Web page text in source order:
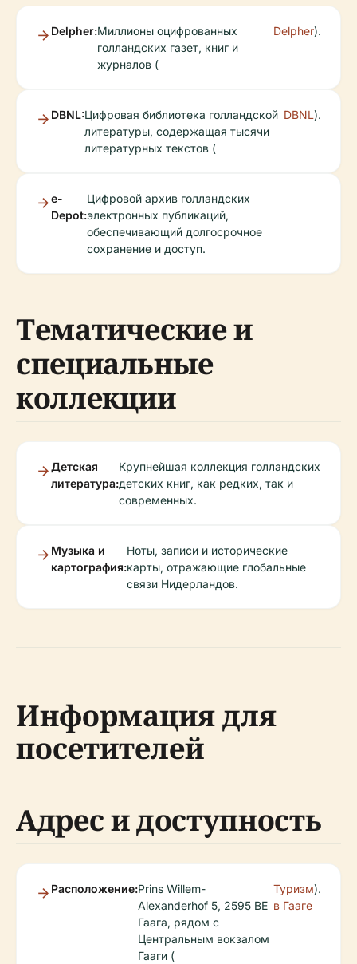
Delpher:Миллионы оцифрованных
голландских газет, книг и
журналов (
Delpher).
DBNL:Цифровая библиотека голландской
литературы, содержащая тысячи
литературных текстов (
DBNL).
e-
Depot:
Цифровой архив голландских
электронных публикаций,
обеспечивающий долгосрочное
сохранение и доступ.
Тематические и
специальные
коллекции
Детская
литература:
Крупнейшая коллекция голландских
детских книг, как редких, так и
современных.
Музыка и
картография:
Ноты, записи и исторические
карты, отражающие глобальные
связи Нидерландов.
Информация для
посетителей
Адрес и доступность
Расположение:Prins Willem-
Alexanderhof 5, 2595 BE
Гаага, рядом с
Центральным вокзалом
Гааги (
Туризм
в Гааге
).